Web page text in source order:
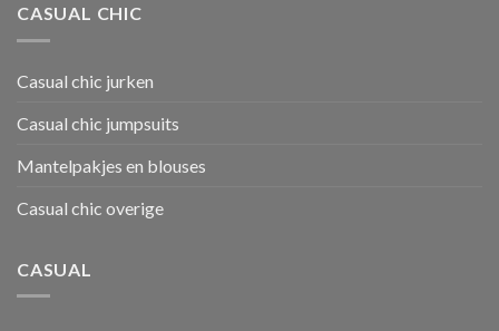
CASUAL CHIC
Casual chic jurken
Casual chic jumpsuits
Mantelpakjes en blouses
Casual chic overige
CASUAL